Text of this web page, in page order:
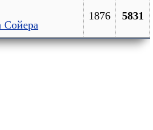
Сойера
1876 5831